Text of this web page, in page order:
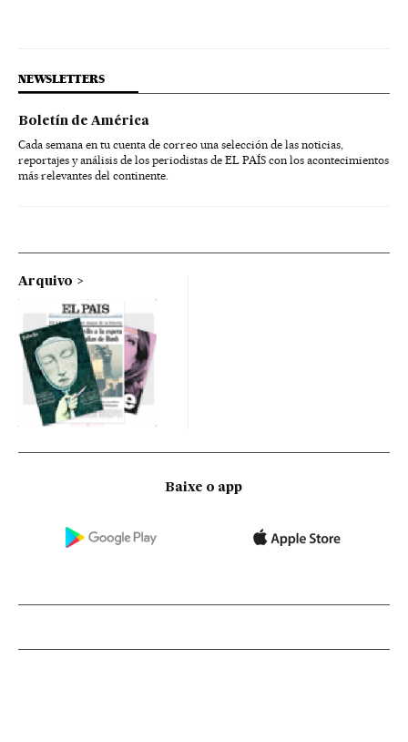
NEWSLETTERS
Boletín de América
Cada semana en tu cuenta de correo una selección de las noticias,
reportajes y análisis de los periodistas de EL PAÍS con los acontecimientos
más relevantes del continente.
Arquivo
Baixe o app